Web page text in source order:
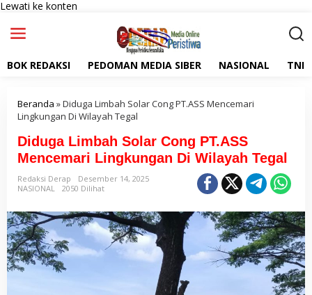
Lewati ke konten
BOK REDAKSI PEDOMAN MEDIA SIBER NASIONAL TNI
Beranda »Diduga Limbah Solar Cong PT.ASS Mencemari
Lingkungan Di Wilayah Tegal
Diduga Limbah Solar Cong PT.ASS
Mencemari Lingkungan Di Wilayah Tegal
Redaksi Derap
Desember 14, 2025
NASIONAL
2050 Dilihat